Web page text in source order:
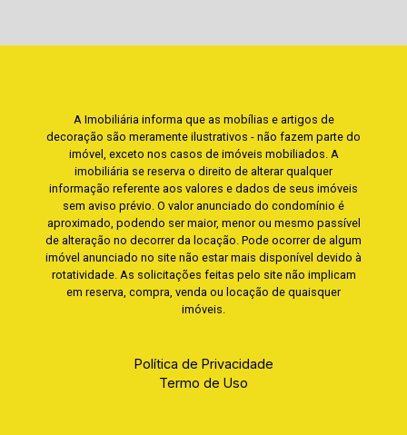
A Imobiliária informa que as mobílias e artigos de
decoração são meramente ilustrativos - não fazem parte do
imóvel, exceto nos casos de imóveis mobiliados. A
imobiliária se reserva o direito de alterar qualquer
informação referente aos valores e dados de seus imóveis
sem aviso prévio. O valor anunciado do condomínio é
aproximado, podendo ser maior, menor ou mesmo passível
de alteração no decorrer da locação. Pode ocorrer de algum
imóvel anunciado no site não estar mais disponível devido à
rotatividade. As solicitações feitas pelo site não implicam
em reserva, compra, venda ou locação de quaisquer
imóveis.
Política de Privacidade
Termo de Uso